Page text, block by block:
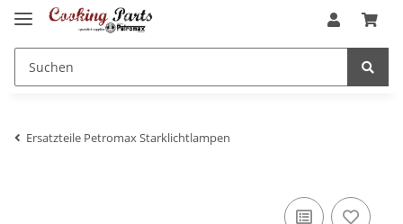
Ersatzteile Petromax Starklichtlampen